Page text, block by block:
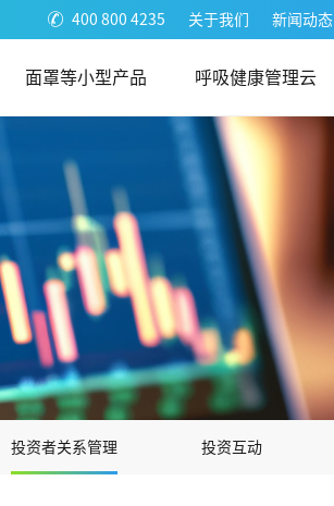
400 800 4235 关于我们 新闻动态
面罩等小型产品 呼吸健康管理云
用户端
投资者关系管理 投资互动